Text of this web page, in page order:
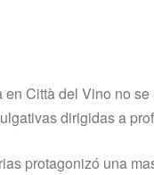
Città del Vino no
dirigidas a
protagonizó una